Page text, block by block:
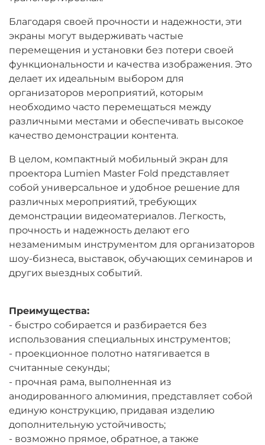
Благодаря своей прочности и надежности, эти
экраны могут выдерживать частые
перемещения и установки без потери своей
функциональности и качества изображения. Это
делает их идеальным выбором для
организаторов мероприятий, которым
необходимо часто перемещаться между
различными местами и обеспечивать высокое
качество демонстрации контента.
В целом, компактный мобильный экран для
проектора Lumien Master Fold представляет
собой универсальное и удобное решение для
различных мероприятий, требующих
демонстрации видеоматериалов. Легкость,
прочность и надежность делают его
незаменимым инструментом для организаторов
шоу-бизнеса, выставок, обучающих семинаров и
других выездных событий.
Преимущества:
- быстро собирается и разбирается без
использования специальных инструментов;
- проекционное полотно натягивается в
считанные секунды;
- прочная рама, выполненная из
анодированного алюминия, представляет собой
единую конструкцию, придавая изделию
дополнительную устойчивость;
- возможно прямое, обратное, а также